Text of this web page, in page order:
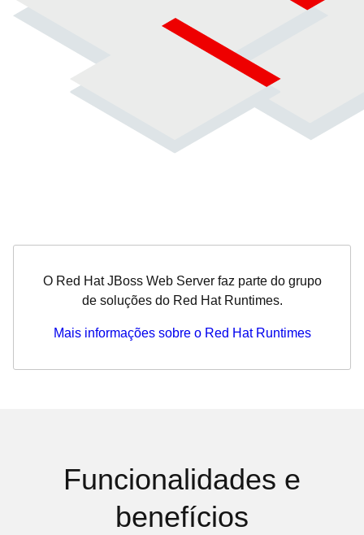
O Red Hat JBoss Web Server faz parte do grupo
de soluções do Red Hat Runtimes.
Mais informações sobre o Red Hat Runtimes
Funcionalidades e
benefícios